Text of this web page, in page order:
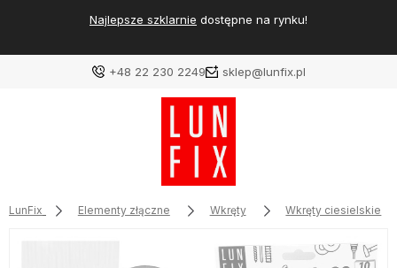
Najlepsze szklarnie dostępne na rynku!
+48 22 230 2249 sklep@lunfix.pl
LunFix Elementy złączne Wkręty Wkręty ciesielskie